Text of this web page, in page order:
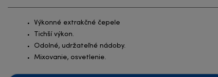
Výkonné extrakčné čepele
Tichší výkon.
Odolné, udržateľné nádoby.
Mixovanie, osvetlenie.